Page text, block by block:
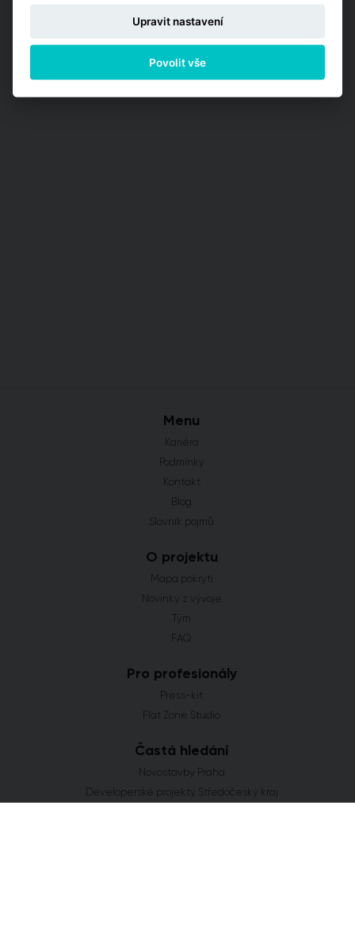
Menu
Kariéra
Podmínky
Kontakt
Blog
Slovník pojmů
O projektu
Mapa pokrytí
Novinky z vývoje
Tým
FAQ
Pro profesionály
Press-kit
Flat Zone Studio
Častá hledání
Novostavby Praha
Developerské projekty Středočeský kraj
Upravit nastavení
Povolit vše